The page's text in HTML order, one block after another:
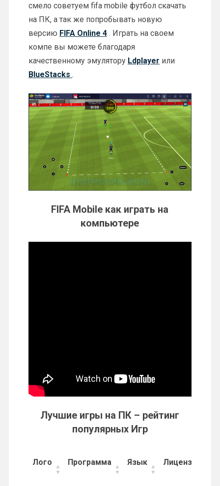
смело советуем fifa mobile футбол скачать
на ПК, а так же попробывать новую
версию FIFA Online 4. Играть на своем
компе вы можете благодаря
качественному эмулятору Ldplayer или
BlueStacks .
FIFA Mobile как играть на
компьютере
Лучшие игры на ПК – рейтинг
популярных Игр
Лого Программа Язык Лицензия